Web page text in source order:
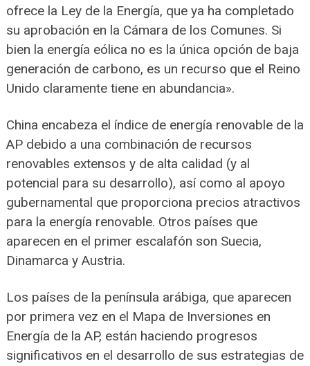
ofrece la Ley de la Energía, que ya ha completado
su aprobación en la Cámara de los Comunes. Si
bien la energía eólica no es la única opción de baja
generación de carbono, es un recurso que el Reino
Unido claramente tiene en abundancia».
China encabeza el índice de energía renovable de la
AP debido a una combinación de recursos
renovables extensos y de alta calidad (y al
potencial para su desarrollo), así como al apoyo
gubernamental que proporciona precios atractivos
para la energía renovable. Otros países que
aparecen en el primer escalafón son Suecia,
Dinamarca y Austria.
Los países de la península arábiga, que aparecen
por primera vez en el Mapa de Inversiones en
Energía de la AP, están haciendo progresos
significativos en el desarrollo de sus estrategias de